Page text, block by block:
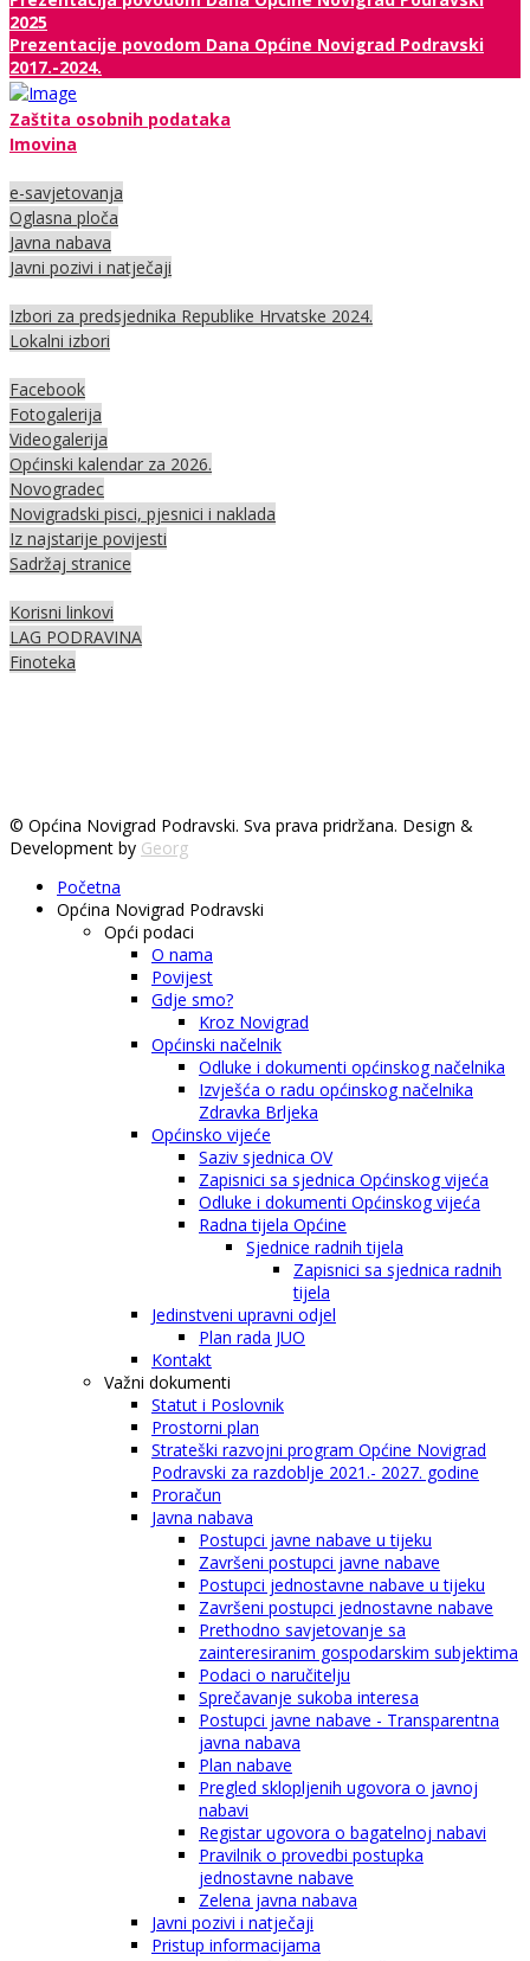
2025
Prezentacije povodom Dana Općine Novigrad Podravski
2017.-2024.
Zaštita osobnih podataka
Imovina
e-savjetovanja
Oglasna ploča
Javna nabava
Javni pozivi i natječaji
Izbori za predsjednika Republike Hrvatske 2024.
Lokalni izbori
Facebook
Fotogalerija
Videogalerija
Općinski kalendar za 2026.
Novogradec
Novigradski pisci, pjesnici i naklada
Iz najstarije povijesti
Sadržaj stranice
Korisni linkovi
LAG PODRAVINA
Finoteka
© Općina Novigrad Podravski. Sva prava pridržana. Design &
Development by Georg
Početna
Općina Novigrad Podravski
Opći podaci
O nama
Povijest
Gdje smo?
Kroz Novigrad
Općinski načelnik
Odluke i dokumenti općinskog načelnika
Izvješća o radu općinskog načelnika
Zdravka Brljeka
Općinsko vijeće
Saziv sjednica OV
Zapisnici sa sjednica Općinskog vijeća
Odluke i dokumenti Općinskog vijeća
Radna tijela Općine
Sjednice radnih tijela
Zapisnici sa sjednica radnih
tijela
Jedinstveni upravni odjel
Plan rada JUO
Kontakt
Važni dokumenti
Statut i Poslovnik
Prostorni plan
Strateški razvojni program Općine Novigrad
Podravski za razdoblje 2021.- 2027. godine
Proračun
Javna nabava
Postupci javne nabave u tijeku
Završeni postupci javne nabave
Postupci jednostavne nabave u tijeku
Završeni postupci jednostavne nabave
Prethodno savjetovanje sa
zainteresiranim gospodarskim subjektima
Podaci o naručitelju
Sprečavanje sukoba interesa
Postupci javne nabave - Transparentna
javna nabava
Plan nabave
Pregled sklopljenih ugovora o javnoj
nabavi
Registar ugovora o bagatelnoj nabavi
Pravilnik o provedbi postupka
jednostavne nabave
Zelena javna nabava
Javni pozivi i natječaji
Pristup informacijama